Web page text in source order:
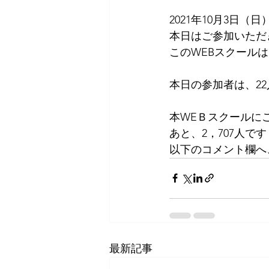
2021年10月3日（日
本日はご参加いた
このWEBスクール
本日の参加者は、
本WEＢスクールに
あと、2，707人で
以下のコメント欄
最新記事